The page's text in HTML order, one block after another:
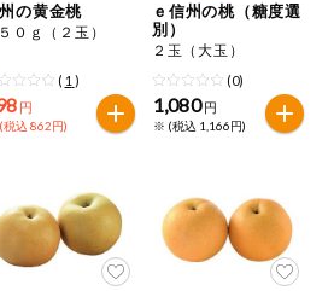
の黄金桃
０ｇ（２玉）
( 1 )
円
込 862円)
ｅ信州の桃（糖度選
別）
２玉（大玉）
(0)
1,080 円
※ (税込 1,166円)